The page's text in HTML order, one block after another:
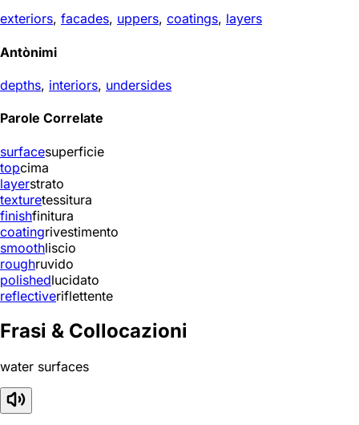
exteriors, facades, uppers, coatings, layers
Antònimi
depths, interiors, undersides
Parole Correlate
surfacesuperficie
topcima
layerstrato
texturetessitura
finishfinitura
coatingrivestimento
smoothliscio
roughruvido
polishedlucidato
reflectiveriflettente
Frasi & Collocazioni
water surfaces